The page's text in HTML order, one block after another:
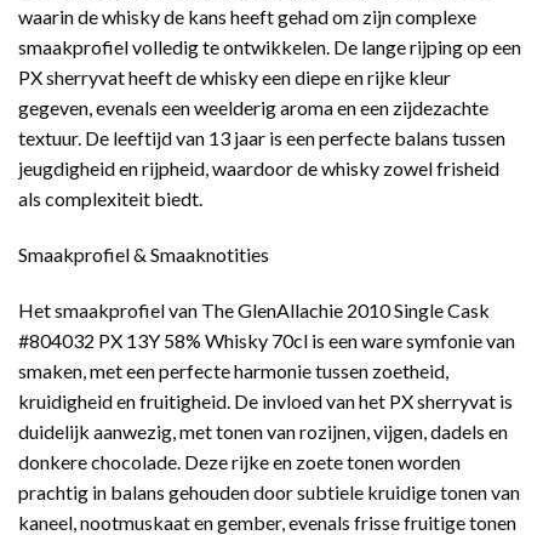
waarin de whisky de kans heeft gehad om zijn complexe
smaakprofiel volledig te ontwikkelen. De lange rijping op een
PX sherryvat heeft de whisky een diepe en rijke kleur
gegeven, evenals een weelderig aroma en een zijdezachte
textuur. De leeftijd van 13 jaar is een perfecte balans tussen
jeugdigheid en rijpheid, waardoor de whisky zowel frisheid
als complexiteit biedt.
Smaakprofiel & Smaaknotities
Het smaakprofiel van The GlenAllachie 2010 Single Cask
#804032 PX 13Y 58% Whisky 70cl is een ware symfonie van
smaken, met een perfecte harmonie tussen zoetheid,
kruidigheid en fruitigheid. De invloed van het PX sherryvat is
duidelijk aanwezig, met tonen van rozijnen, vijgen, dadels en
donkere chocolade. Deze rijke en zoete tonen worden
prachtig in balans gehouden door subtiele kruidige tonen van
kaneel, nootmuskaat en gember, evenals frisse fruitige tonen